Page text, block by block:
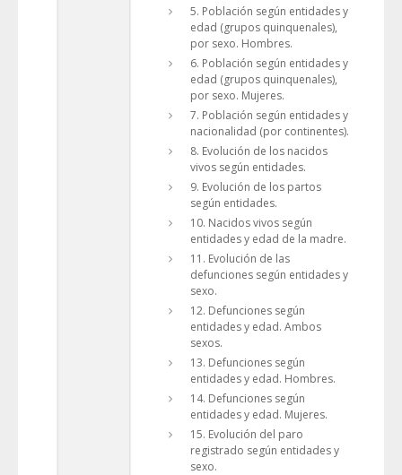
5. Población según entidades y
edad (grupos quinquenales),
por sexo. Hombres.
6. Población según entidades y
edad (grupos quinquenales),
por sexo. Mujeres.
7. Población según entidades y
nacionalidad (por continentes).
8. Evolución de los nacidos
vivos según entidades.
9. Evolución de los partos
según entidades.
10. Nacidos vivos según
entidades y edad de la madre.
11. Evolución de las
defunciones según entidades y
sexo.
12. Defunciones según
entidades y edad. Ambos
sexos.
13. Defunciones según
entidades y edad. Hombres.
14. Defunciones según
entidades y edad. Mujeres.
15. Evolución del paro
registrado según entidades y
sexo.